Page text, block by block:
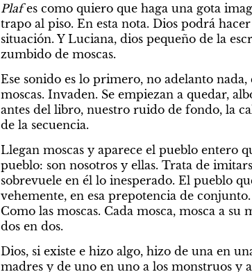
Plaf es como quiero que haga una gota
trapo al piso. En esta nota. Dios podrá
situación. Y Luciana, dios pequeño de la
zumbido de moscas.
Ese sonido es lo primero, no adelanto
moscas. Invaden. Se empiezan a quedar,
antes del libro, nuestro ruido de fondo, la
de la secuencia.
Llegan moscas y aparece el pueblo entero
pueblo: son nosotros y ellas. Trata de
sobrevuele en él lo inesperado. El pueblo
vehemente, en esa prepotencia de
Como las moscas. Cada mosca, mosca a
dos en dos.
Dios, si existe e hizo algo, hizo de una en
madres y de uno en uno a los monstruos y